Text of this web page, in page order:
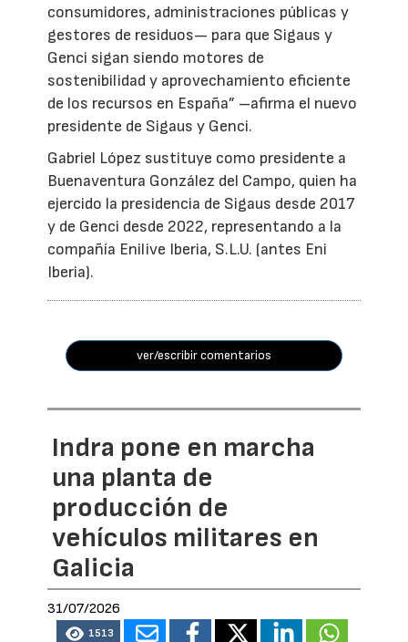
consumidores, administraciones públicas y
gestores de residuos— para que Sigaus y
Genci sigan siendo motores de
sostenibilidad y aprovechamiento eficiente
de los recursos en España” –afirma el nuevo
presidente de Sigaus y Genci.
Gabriel López sustituye como presidente a
Buenaventura González del Campo, quien ha
ejercido la presidencia de Sigaus desde 2017
y de Genci desde 2022, representando a la
compañía Enilive Iberia, S.L.U. (antes Eni
Iberia).
ver/escribir comentarios
Indra pone en marcha
una planta de
producción de
vehículos militares en
Galicia
31/07/2026
1513